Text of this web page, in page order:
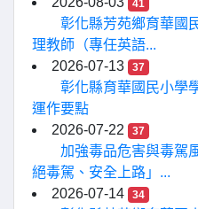
41
彰化縣芳苑鄉育華國
理教師（專任英語...
2026-07-13
37
彰化縣育華國民小學
運作要點
2026-07-22
37
加強毒品危害與毒駕
絕毒駕、安全上路」...
2026-07-14
34